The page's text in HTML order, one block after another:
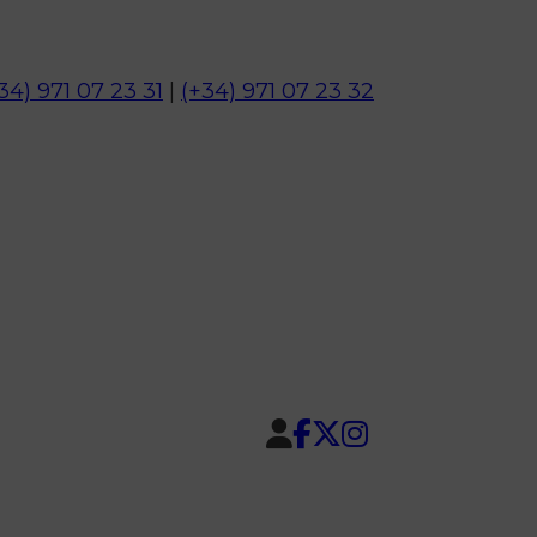
971 07 23 31 (+34) 971 07 23 32